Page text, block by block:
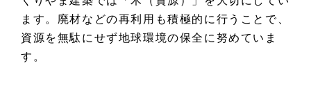
ます。廃材などの再利用も積極的に行うことで、
資源を無駄にせず地球環境の保全に努めていま
す。